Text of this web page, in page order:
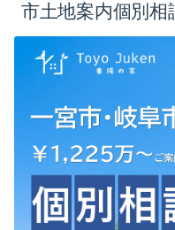
市土地案内個別相